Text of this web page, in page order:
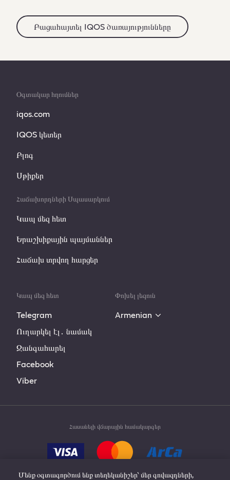
Բացահայտել IQOS ծառայությունները
Օգտակար հղումներ
iqos.com
IQOS կետեր
Բլոգ
Սթիքեր
Հաճախորդների Սպասարկում
Կապ մեզ հետ
Երաշխիքային պայմաններ
Հաճախ տրվող հարցեր
Կապ մեզ հետ
Telegram
Ուղարկել էլ․ նամակ
Զանգահարել
Facebook
Viber
Փոխել լեզուն
Armenian
Հասանելի վճարային համակարգեր
Մենք օգտագործում ենք տեղեկանիշեր՝ մեր գովազդների,